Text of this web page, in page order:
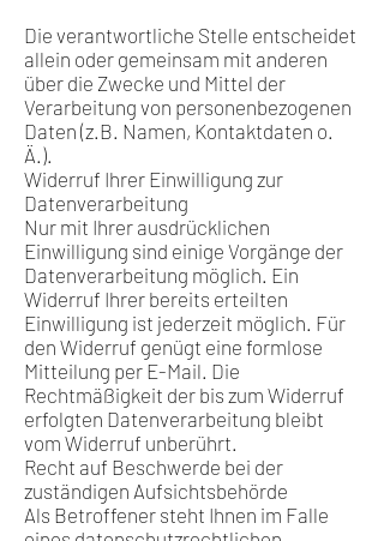
Die verantwortliche Stelle entscheidet
allein oder gemeinsam mit anderen
über die Zwecke und Mittel der
Verarbeitung von personenbezogenen
Daten (z.B. Namen, Kontaktdaten o.
Ä.).
Widerruf Ihrer Einwilligung zur
Datenverarbeitung
Nur mit Ihrer ausdrücklichen
Einwilligung sind einige Vorgänge der
Datenverarbeitung möglich. Ein
Widerruf Ihrer bereits erteilten
Einwilligung ist jederzeit möglich. Für
den Widerruf genügt eine formlose
Mitteilung per E-Mail. Die
Rechtmäßigkeit der bis zum Widerruf
erfolgten Datenverarbeitung bleibt
vom Widerruf unberührt.
Recht auf Beschwerde bei der
zuständigen Aufsichtsbehörde
Als Betroffener steht Ihnen im Falle